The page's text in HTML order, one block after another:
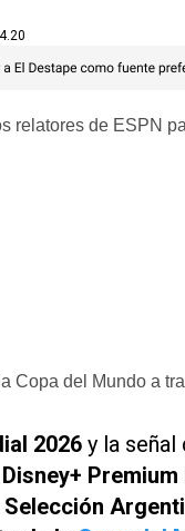
Copa del Mundo a
2026 y la señal
Disney+ Premium
Selección